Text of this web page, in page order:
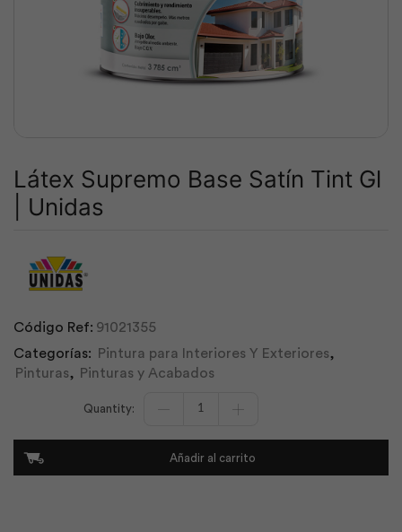
Látex Supremo Base Satín Tint Gl
| Unidas
Código Ref: 91021355
Categorías:
Pintura para Interiores Y Exteriores,
Pinturas, Pinturas y Acabados
Añadir al carrito